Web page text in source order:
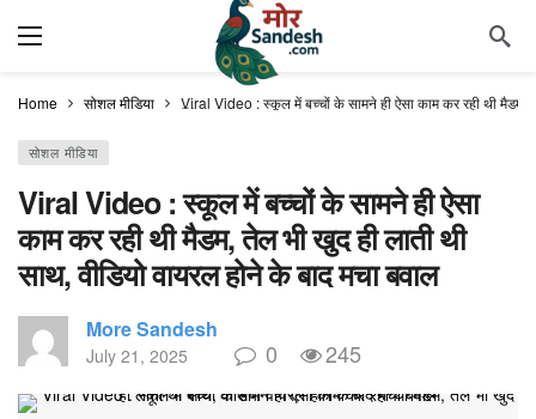
Home सोशल मीडिया Viral Video : स्कूल में बच्चों के सामने ही ऐसा काम कर रही थी मैडम,
सोशल मीडिया
Viral Video : स्कूल में बच्चों के सामने ही ऐसा
काम कर रही थी मैडम, तेल भी खुद ही लाती थी
साथ, वीडियो वायरल होने के बाद मचा बवाल
More Sandesh
July 21, 2025 0 245